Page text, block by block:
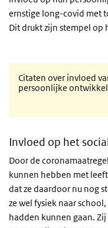
ernstige long-covid met
Dit drukt zijn stempel op
Citaten over invloed
persoonlijke
Invloed op het
Door de
kunnen hebben met
dat ze daardoor nu nog
ze wel fysiek naar
hadden kunnen gaan.